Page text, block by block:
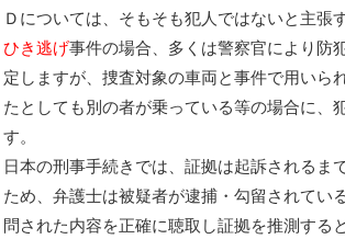
Ｄについては、そもそも犯人ではないと主張
ひき逃げ事件の場合、多くは警察官により防
定しますが、捜査対象の車両と事件で用いら
たとしても別の者が乗っている等の場合に、
す。
日本の刑事手続きでは、証拠は起訴されるま
ため、弁護士は被疑者が逮捕・勾留されてい
問された内容を正確に聴取し証拠を推測する